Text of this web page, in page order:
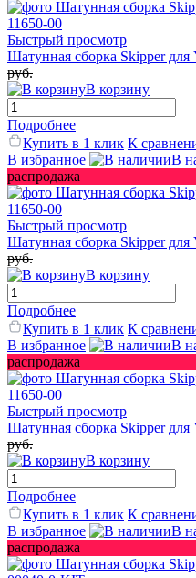
Быстрый просмотр
Шатунная сборка Skipper для
руб.
В корзину
Подробнее
Купить в 1 клик К
В избранное
В
распродажа
Быстрый просмотр
Шатунная сборка Skipper для
руб.
В корзину
Подробнее
Купить в 1 клик К
В избранное
В
распродажа
Быстрый просмотр
Шатунная сборка Skipper для
руб.
В корзину
Подробнее
Купить в 1 клик К
В избранное
В
распродажа